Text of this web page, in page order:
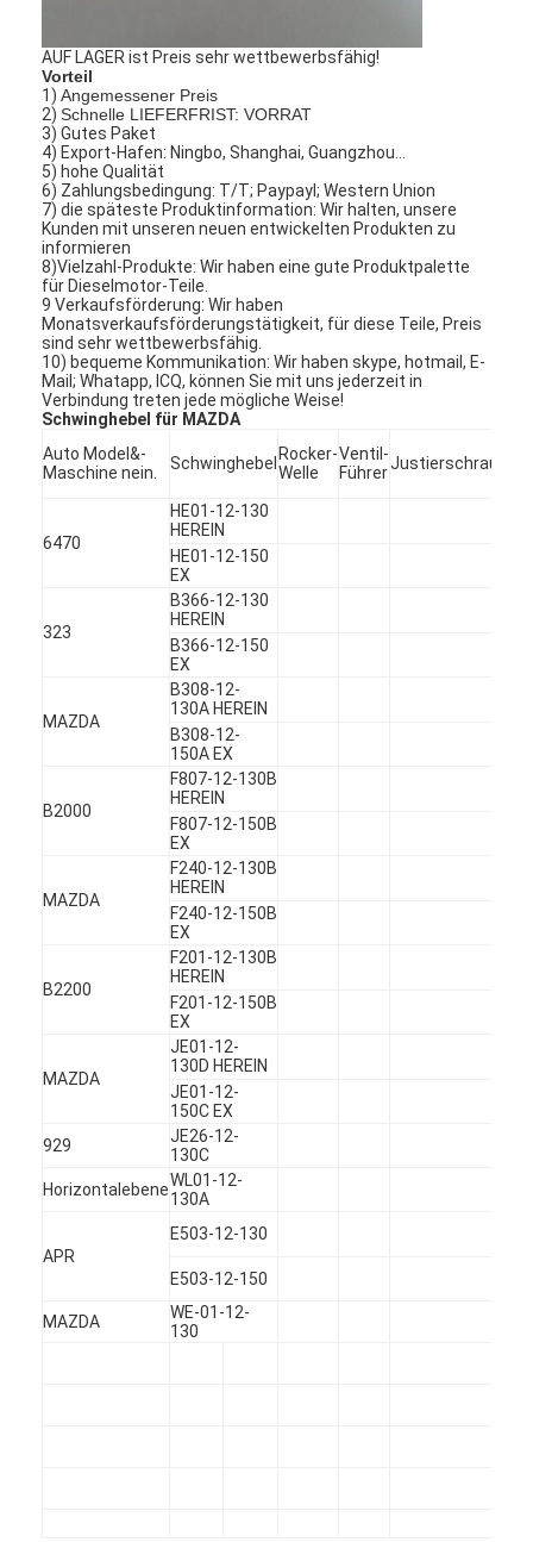
Zu Hause
Produkte
Über uns
Werksbesichtigung
Qualitätskontrolle
Kontakt mit uns
Jetzt Chatten
Motorzylinderzylinderblock
SCHLIESSEN SIE ZYLINDERKOPF AB
Motorzylinder-Zylinderkopf
Maschinenkurbelwelle
Maschinen-Nockenwelle
Maschine Pleuelstange
Maschinen-Schwinghebel
Automotor-Ventile
Zylinderkopf-Reparaturen
KURBELWELLEN-FLASCHENZUG
AUF LAGER ist Preis sehr wettbewerbsfähig!
Vorteil
1)Angemessener Preis
2)Schnelle LIEFERFRIST: VORRAT
3) Gutes Paket
4) Export-Hafen: Ningbo, Shanghai, Guangzhou…
5) hohe Qualität
6) Zahlungsbedingung: T/T; Paypayl; Western Union
7) die späteste Produktinformation: Wir halten, unsere
Kunden mit unseren neuen entwickelten Produkten zu
informieren
8)Vielzahl-Produkte: Wir haben eine gute Produktpalette
für Dieselmotor-Teile.
9 Verkaufsförderung: Wir haben
Monatsverkaufsförderungstätigkeit, für diese Teile, Preis
sind sehr wettbewerbsfähig.
10) bequeme Kommunikation: Wir haben skype, hotmail, E-
Mail; Whatapp, ICQ, können Sie mit uns jederzeit in
Verbindung treten jede mögliche Weise!
Schwinghebel für MAZDA
Auto Model&-
Maschine nein.
Schwinghebel Rocker-
Welle
Ventil-
FührerJustierschraube
6470
HE01-12-130
HEREIN
HE01-12-150
EX
323
B366-12-130
HEREIN
B366-12-150
EX
MAZDA
B308-12-
130A HEREIN
B308-12-
150A EX
B2000
F807-12-130B
HEREIN
F807-12-150B
EX
MAZDA
F240-12-130B
HEREIN
F240-12-150B
EX
B2200
F201-12-130B
HEREIN
F201-12-150B
EX
MAZDA
JE01-12-
130D HEREIN
JE01-12-
150C EX
929
JE26-12-
130C
HorizontalebeneWL01-12-
130A
APR
E503-12-130
E503-12-150
MAZDA
WE-01-12-
130